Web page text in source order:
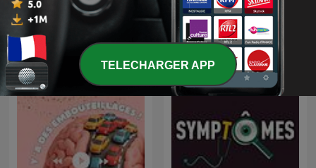
Poussières d'étoiles Reiki Music
TELECHARGER APP